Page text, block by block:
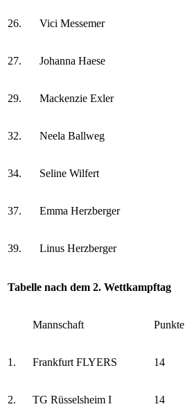
26. Vici Messemer
27. Johanna Haese
29. Mackenzie Exler
32. Neela Ballweg
34. Seline Wilfert
37. Emma Herzberger
39. Linus Herzberger
Tabelle nach dem 2. Wettkampftag
Mannschaft Punkte
1. Frankfurt FLYERS 14
2. TG Rüsselsheim I 14